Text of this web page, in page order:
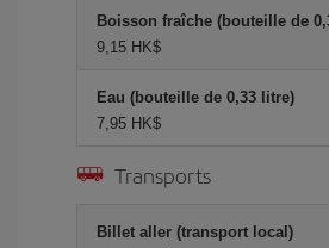
Boisson fraîche (bouteille de
9,15 HK$
Eau (bouteille de 0,33 litre)
7,95 HK$
Transports
Billet aller (transport local)